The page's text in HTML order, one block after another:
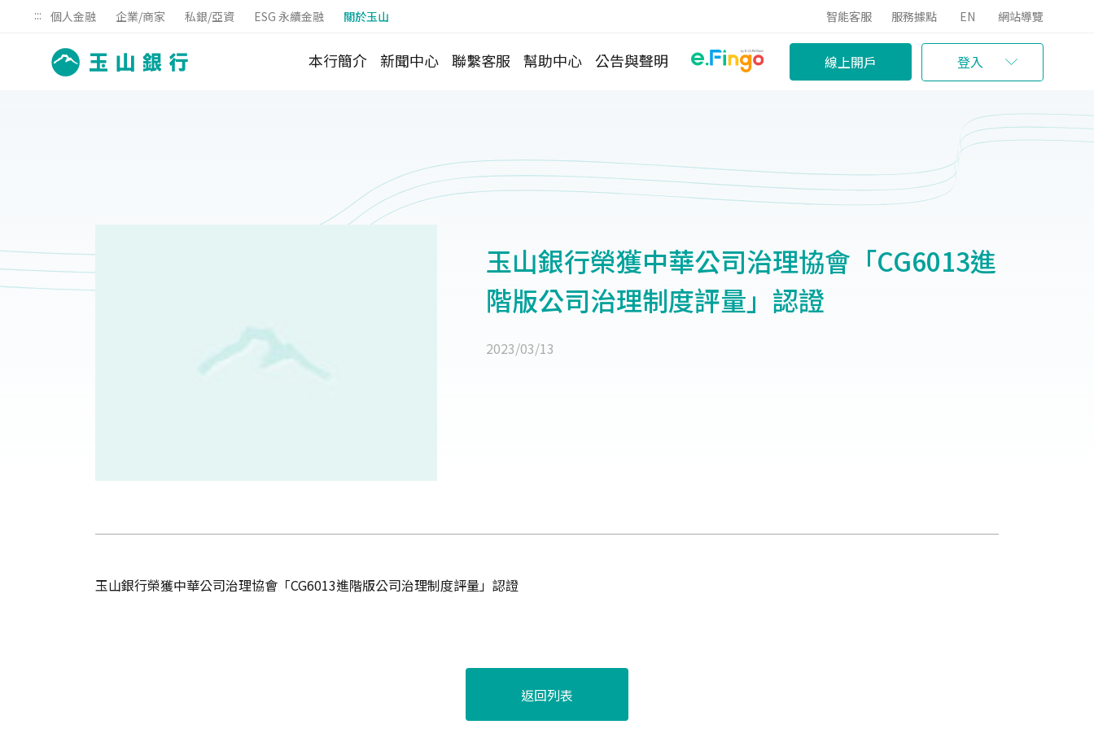
::: 個人金融 企業/商家 私銀/亞資 ESG 永續金融 關於玉山 智能客服 服務據點 EN 網站導覽
本行簡介 新聞中心 聯繫客服 幫助中心 公告與聲明 線上開戶 登入
玉山銀行榮獲中華公司治理協會「CG6013進
階版公司治理制度評量」認證
2023/03/13
玉山銀行榮獲中華公司治理協會「CG6013進階版公司治理制度評量」認證
返回列表